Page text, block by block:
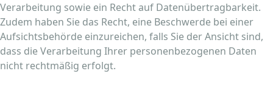
Verarbeitung sowie ein Recht auf Datenübertragbarkeit.
Zudem haben Sie das Recht, eine Beschwerde bei einer
Aufsichtsbehörde einzureichen, falls Sie der Ansicht sind,
dass die Verarbeitung Ihrer personenbezogenen Daten
nicht rechtmäßig erfolgt.